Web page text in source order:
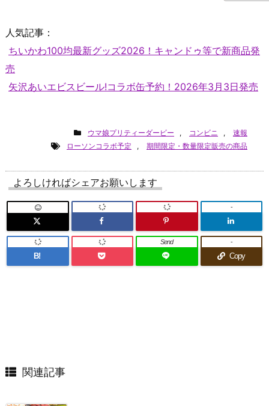
人気記事：
ちいかわ100均最新グッズ2026！キャンドゥ等で新商品発
売
矢沢あいエビスビール!コラボ缶予約！2026年3月3日発売
ウマ娘プリティーダービー , コンビニ ,
速報
ローソンコラボ予定
, 期間限定・数量限定販売の商品
よろしければシェアお願いします
-
B!
Send
Copy
-
関連記事